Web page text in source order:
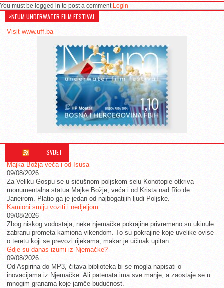
You must be logged in to post a comment Login
>NEUM UNDERWATER FILM FESTIVAL
Visit www.uff.ba
SVIJET
Majka Božja veća i od Isusa
09/08/2026
Za Veliku Gospu se u sićušnom poljskom selu Konotopie otkriva
monumentalna statua Majke Božje, veća i od Krista nad Rio de
Janeirom. Platio ga je jedan od najbogatijih ljudi Poljske.
Kamioni smiju voziti i nedjeljom
09/08/2026
Zbog niskog vodostaja, neke njemačke pokrajine privremeno su ukinule
zabranu prometa kamiona vikendom. To su pokrajine koje uvelike ovise
o teretu koji se prevozi rijekama, makar je učinak upitan.
Gdje su danas izumi iz Njemačke?
09/08/2026
Od Aspirina do MP3, čitava biblioteka bi se mogla napisati o
inovacijama iz Njemačke. Ali patenata ima sve manje, a zaostaje se u
mnogim granama koje jamče budućnost.